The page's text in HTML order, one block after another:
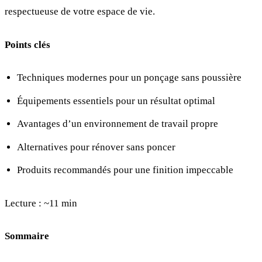
respectueuse de votre espace de vie.
Points clés
Techniques modernes pour un ponçage sans poussière
Équipements essentiels pour un résultat optimal
Avantages d’un environnement de travail propre
Alternatives pour rénover sans poncer
Produits recommandés pour une finition impeccable
Lecture : ~11 min
Sommaire